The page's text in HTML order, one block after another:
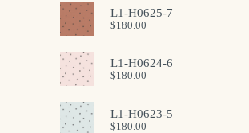
L1-H0625-7
$180.00
L1-H0624-6
$180.00
L1-H0623-5
$180.00